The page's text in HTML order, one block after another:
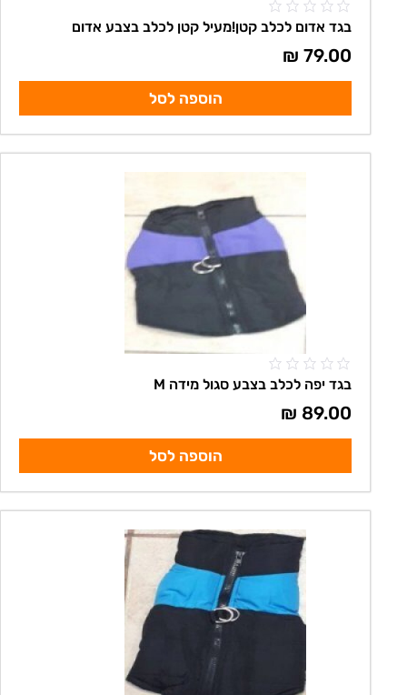
בגד אדום לכלב קטן!מעיל קטן לכלב בצבע אדום
79.00
₪
הוספה לסל
בגד יפה לכלב בצבע סגול מידה M
89.00
₪
הוספה לסל